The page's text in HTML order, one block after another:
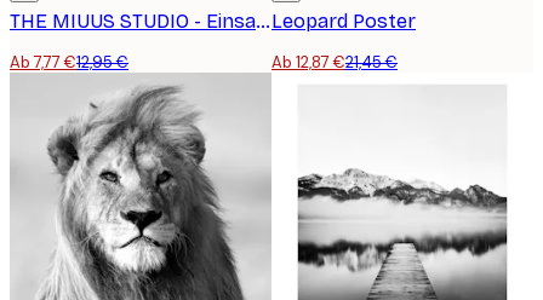
THE MIUUS STUDIO - Einsamkeitsreise Poster
Ab 7,77 €12,95 €
Leopard Poster
Ab 12,87 €21,45 €